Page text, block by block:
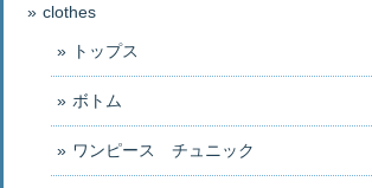
clothes
トップス
ボトム
ワンピース チュニック